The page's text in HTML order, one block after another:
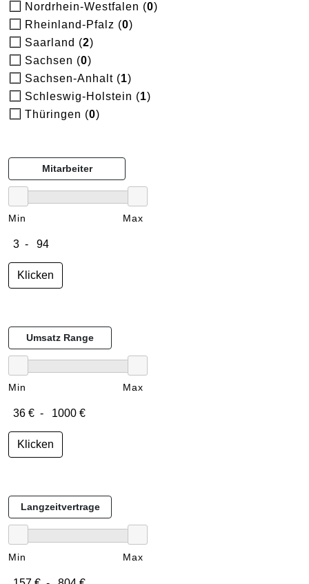
Nordrhein-Westfalen (0)
Rheinland-Pfalz (0)
Saarland (2)
Sachsen (0)
Sachsen-Anhalt (1)
Schleswig-Holstein (1)
Thüringen (0)
Mitarbeiter
Min Max
Klicken
Umsatz Range
Min Max
Klicken
Langzeitvertrage
Min Max